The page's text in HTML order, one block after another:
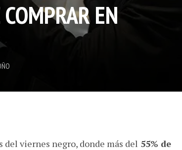
EN
del viernes negro, donde más del 55% de